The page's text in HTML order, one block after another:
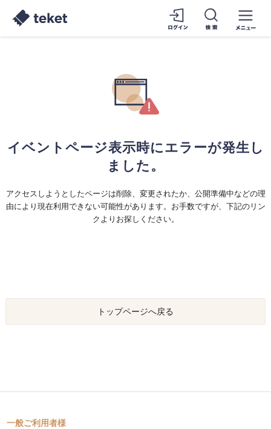
イベントページ表示時にエラーが発生し
ました。
アクセスしようとしたページは削除、変更されたか、公開準備中などの理
由により現在利用できない可能性があります。お手数ですが、下記のリン
クよりお探しください。
トップページへ戻る
一般ご利用者様